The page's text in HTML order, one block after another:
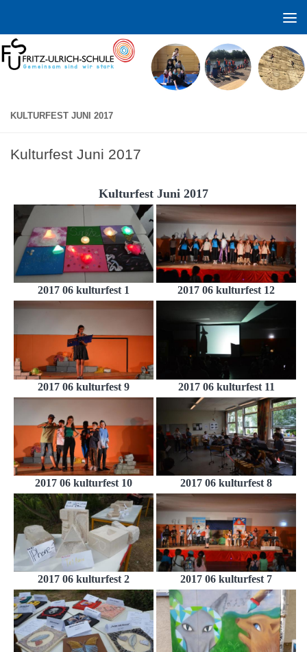
KULTURFEST JUNI 2017
Kulturfest Juni 2017
Kulturfest Juni 2017
2017 06 kulturfest 1 2017 06 kulturfest 12
2017 06 kulturfest 9 2017 06 kulturfest 11
2017 06 kulturfest 10 2017 06 kulturfest 8
2017 06 kulturfest 2 2017 06 kulturfest 7